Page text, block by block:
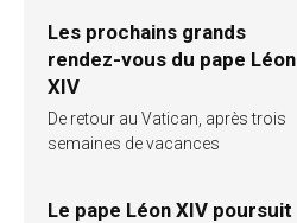
Les prochains grands
rendez-vous du pape Léon
XIV
De retour au Vatican, après trois
semaines de vacances
Le pape Léon XIV poursuit